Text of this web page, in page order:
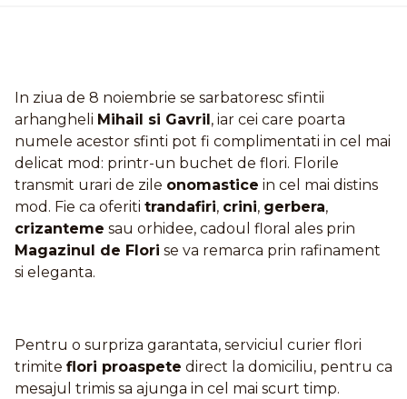
In ziua de 8 noiembrie se sarbatoresc sfintii
arhangheli Mihail si Gavril, iar cei care poarta
numele acestor sfinti pot fi complimentati in cel mai
delicat mod: printr-un buchet de flori. Florile
transmit urari de zile onomastice in cel mai distins
mod. Fie ca oferiti trandafiri, crini, gerbera,
crizanteme sau orhidee, cadoul floral ales prin
Magazinul de Flori se va remarca prin rafinament
si eleganta.
Pentru o surpriza garantata, serviciul curier flori
trimite flori proaspete direct la domiciliu, pentru ca
mesajul trimis sa ajunga in cel mai scurt timp.